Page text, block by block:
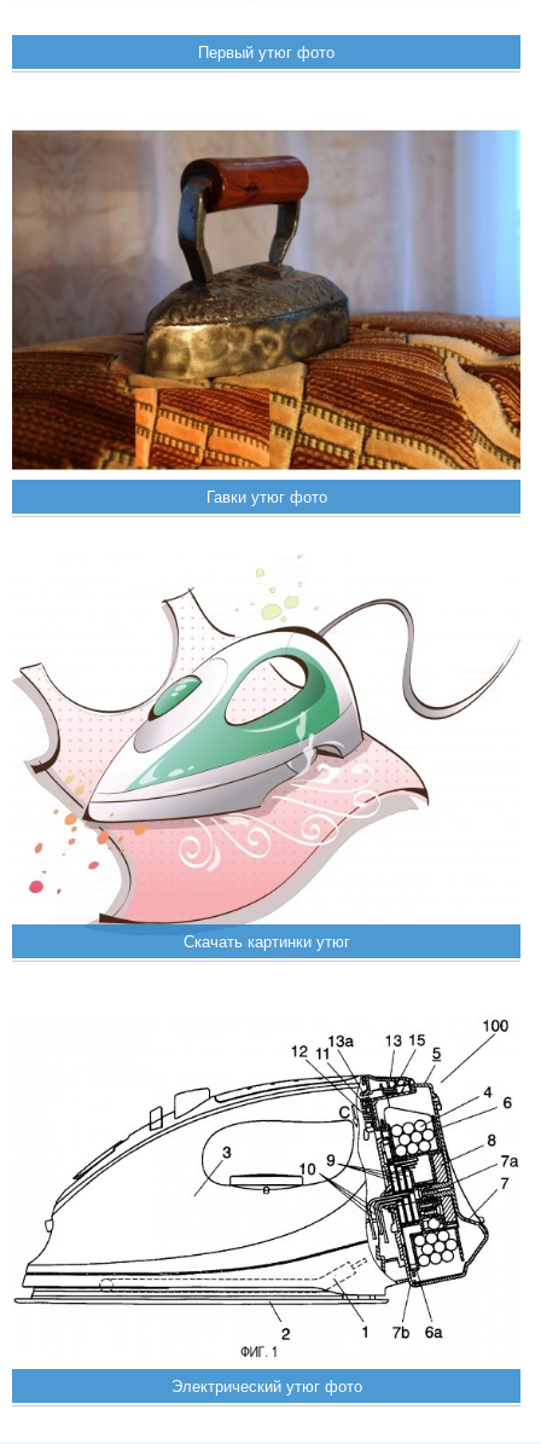
Первый утюг фото
Гавки утюг фото
Скачать картинки утюг
Электрический утюг фото